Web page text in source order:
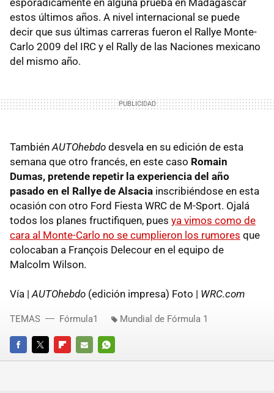
estos últimos años. A nivel internacional se puede
decir que sus últimas carreras fueron el Rallye Monte-
Carlo 2009 del IRC y el Rally de las Naciones mexicano
del mismo año.
También AUTOhebdo desvela en su edición de esta
semana que otro francés, en este caso Romain
Dumas, pretende repetir la experiencia del año
pasado en el Rallye de Alsacia inscribiéndose en esta
ocasión con otro Ford Fiesta WRC de M-Sport. Ojalá
todos los planes fructifiquen, pues ya vimos como de
cara al Monte-Carlo no se cumplieron los rumores que
colocaban a François Delecour en el equipo de
Malcolm Wilson.
Vía | AUTOhebdo (edición impresa) Foto | WRC.com
FACEBOOKTWITTERFLIPBOARD
E-
WHATSAPP
TEMAS Fórmula1 Mundial de Fórmula 1